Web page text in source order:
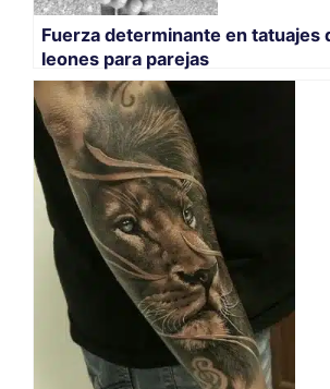
Fuerza determinante en tatuajes
leones para parejas